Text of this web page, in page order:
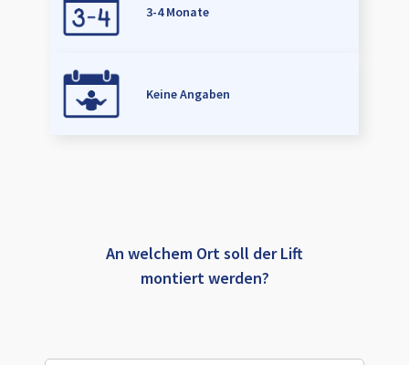
3-4 Monate
Keine Angaben
An welchem Ort soll der Lift
montiert werden?